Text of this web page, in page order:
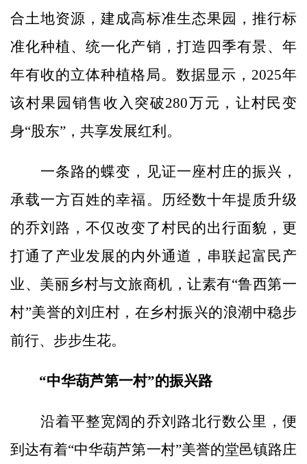
合土地资源，建成高标准生态果园，推行标
准化种植、统一化产销，打造四季有景、年
年有收的立体种植格局。数据显示，2025年
该村果园销售收入突破280万元，让村民变
身“股东”，共享发展红利。
一条路的蝶变，见证一座村庄的振兴，
承载一方百姓的幸福。历经数十年提质升级
的乔刘路，不仅改变了村民的出行面貌，更
打通了产业发展的内外通道，串联起富民产
业、美丽乡村与文旅商机，让素有“鲁西第一
村”美誉的刘庄村，在乡村振兴的浪潮中稳步
前行、步步生花。
“中华葫芦第一村”的振兴路
沿着平整宽阔的乔刘路北行数公里，便
到达有着“中华葫芦第一村”美誉的堂邑镇路庄